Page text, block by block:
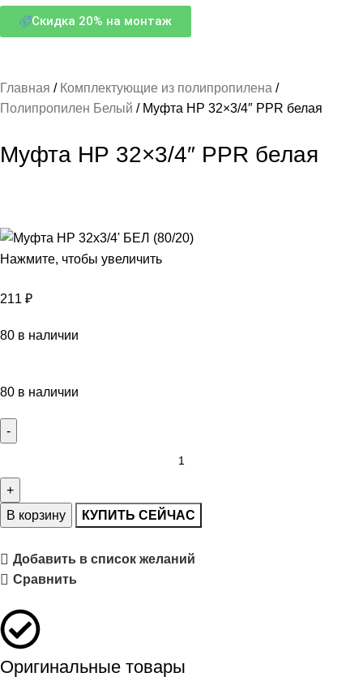
Скидка 20% на монтаж
Главная
Комплектующие из полипропилена
Полипропилен Белый
Муфта НР 32×3/4″ PPR белая
Муфта НР 32×3/4″ PPR белая
Нажмите, чтобы увеличить
211 ₽
80 в наличии
80 в наличии
В корзину КУПИТЬ СЕЙЧАС
Добавить в список желаний
Сравнить
Оригинальные товары